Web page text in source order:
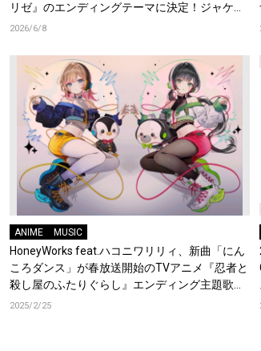
リゼ』のエンディングテーマに決定！ジャケッ
ト公開＆ハコニワリリィからコメントも到着！
2026/6/8
ANIME MUSIC
HoneyWorks feat.ハコニワリリィ、新曲「にん
ころダンス」が春放送開始のTVアニメ『忍者と
殺し屋のふたりぐらし』エンディング主題歌に
決定！
2025/2/25